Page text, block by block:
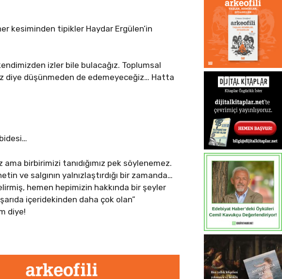
kesiminden tipikler Haydar Ergülen’in
izler bile bulacağız. Toplumsal
diye düşünmeden de edemeyeceğiz… Hatta
birbirimizi tanıdığımız pek söylenemez.
ve salgının yalnızlaştırdığı bir zamanda…
hemen hepimizin hakkında bir şeyler
içeridekinden daha çok olan”
diye!